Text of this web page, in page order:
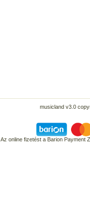
musicland v3.0
Az online fizetést a Barion Payment